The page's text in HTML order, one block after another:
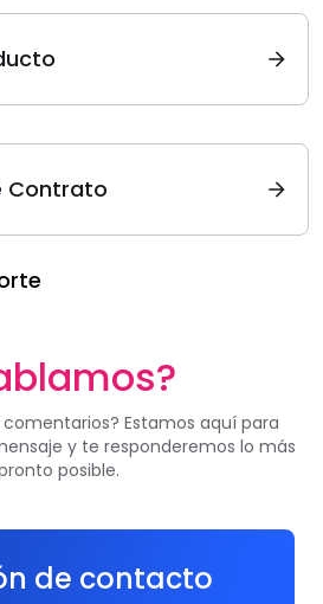
Contrato
Estamos aquí para
y te responderemos lo más
posible.
de contacto